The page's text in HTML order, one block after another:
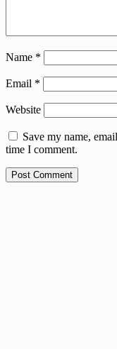
Name *
Email *
Website
Save my name,
time I comment.